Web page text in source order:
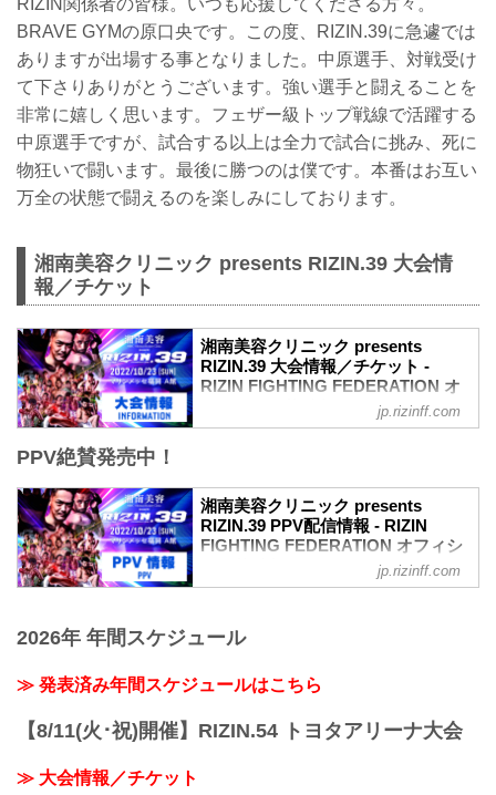
BRAVE GYMの原口央です。この度、RIZIN.39に急遽では
ありますが出場する事となりました。中原選手、対戦受け
て下さりありがとうございます。強い選手と闘えることを
非常に嬉しく思います。フェザー級トップ戦線で活躍する
中原選手ですが、試合する以上は全力で試合に挑み、死に
物狂いで闘います。最後に勝つのは僕です。本番はお互い
万全の状態で闘えるのを楽しみにしております。
湘南美容クリニック presents RIZIN.39 大会情
報／チケット
湘南美容クリニック presents
RIZIN.39 大会情報／チケット -
RIZIN FIGHTING FEDERATION オ
youtu.be
大会概要
名称
湘南美容クリニック presents RIZIN.39
終了予定時間
※試合内容、イベント進行によって終了
ご了承ください。
jp.rizinff.com
PPV絶賛発売中！
湘南美容クリニック presents
RIZIN.39 PPV配信情報 - RIZIN
FIGHTING FEDERATION オフィシ
RIZIN.39の各配信サービスのPPV配信チ
会場に来れない方はお好きな配信サービ
スで、湘南美容クリニック presents
RIZIN.38を全試合リアルタイムで視聴し
よう！
jp.rizinff.com
2026年 年間スケジュール
≫ 発表済み年間スケジュールはこちら
【8/11(火･祝)開催】RIZIN.54 トヨタアリーナ大会
≫ 大会情報／チケット